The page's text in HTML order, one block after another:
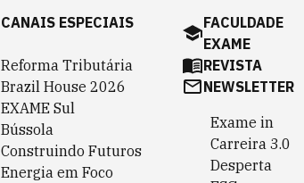
CANAIS ESPECIAIS
Reforma Tributária
Brazil House 2026
EXAME Sul
Bússola
Construindo Futuros
Energia em Foco
FACULDADE
EXAME
REVISTA
NEWSLETTER
Exame in
Carreira 3.0
Desperta